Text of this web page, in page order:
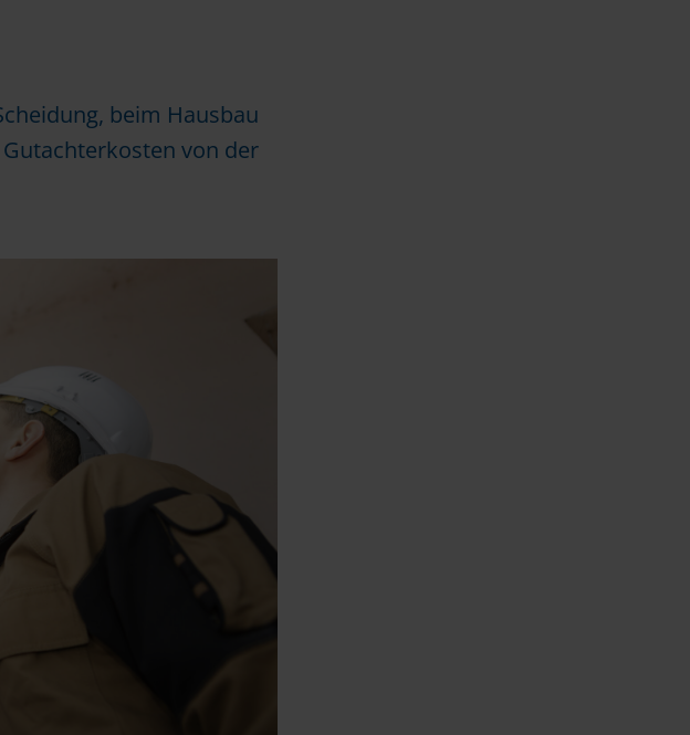
beim Hausbau
von der